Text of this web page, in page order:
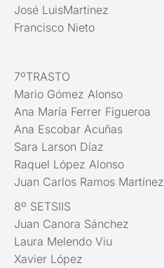
José LuisMartinez
Francisco Nieto
7ºTRASTO
Mario Gómez Alonso
Ana María Ferrer Figueroa
Ana Escobar Acuñas
Sara Larson Díaz
Raquel López Alonso
Juan Carlos Ramos Martínez
8º SETSIIS
Juan Canora Sánchez
Laura Melendo Viu
Xavier López